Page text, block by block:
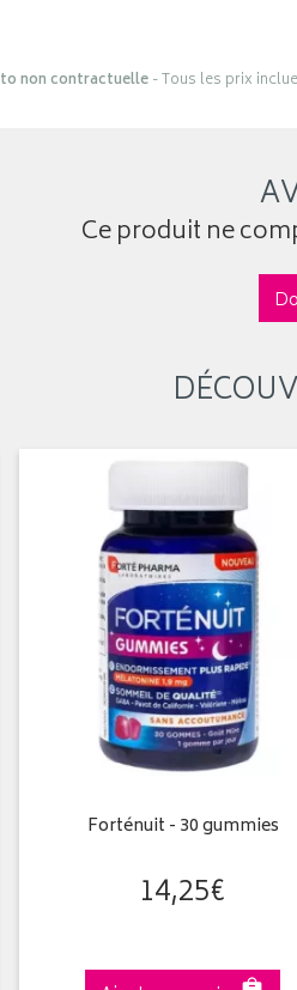
non contractuelle- Tous les prix
Ce produit ne
Forténuit - 30 gummies
14,25€